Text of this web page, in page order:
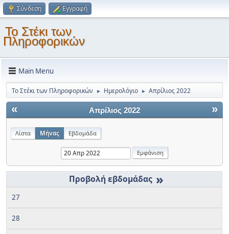
Σύνδεση Εγγραφή
Το Στέκι των
Πληροφορικών
Main Menu
Το Στέκι των Πληροφορικών ► Ημερολόγιο ► Απρίλιος 2022
« »
Απρίλιος 2022
Λίστα Μήνας Εβδομάδα
»
27
28